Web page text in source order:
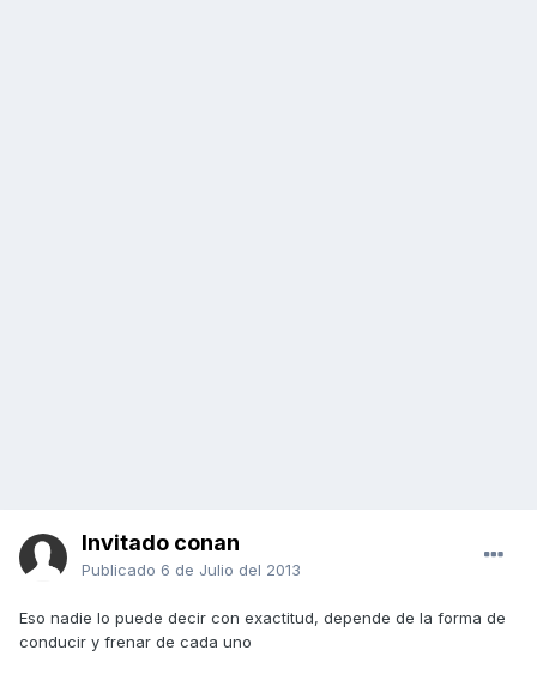
Invitado conan
Publicado 6 de Julio del 2013
Eso nadie lo puede decir con exactitud, depende de la forma de
conducir y frenar de cada uno